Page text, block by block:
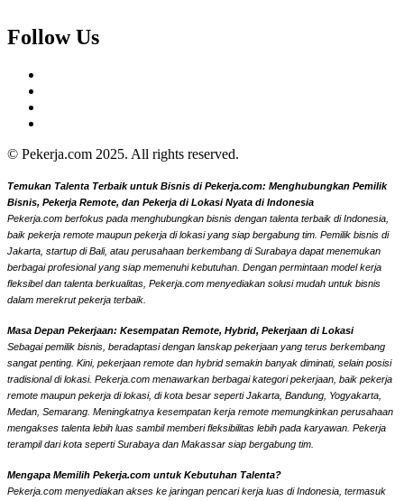
Follow Us
© Pekerja.com 2025. All rights reserved.
Temukan Talenta Terbaik untuk Bisnis di Pekerja.com: Menghubungkan Pemilik
Bisnis, Pekerja Remote, dan Pekerja di Lokasi Nyata di Indonesia
Pekerja.com berfokus pada menghubungkan bisnis dengan talenta terbaik di Indonesia,
baik pekerja remote maupun pekerja di lokasi yang siap bergabung tim. Pemilik bisnis di
Jakarta, startup di Bali, atau perusahaan berkembang di Surabaya dapat menemukan
berbagai profesional yang siap memenuhi kebutuhan. Dengan permintaan model kerja
fleksibel dan talenta berkualitas, Pekerja.com menyediakan solusi mudah untuk bisnis
dalam merekrut pekerja terbaik.
Masa Depan Pekerjaan: Kesempatan Remote, Hybrid, Pekerjaan di Lokasi
Sebagai pemilik bisnis, beradaptasi dengan lanskap pekerjaan yang terus berkembang
sangat penting. Kini, pekerjaan remote dan hybrid semakin banyak diminati, selain posisi
tradisional di lokasi. Pekerja.com menawarkan berbagai kategori pekerjaan, baik pekerja
remote maupun pekerja di lokasi, di kota besar seperti Jakarta, Bandung, Yogyakarta,
Medan, Semarang. Meningkatnya kesempatan kerja remote memungkinkan perusahaan
mengakses talenta lebih luas sambil memberi fleksibilitas lebih pada karyawan. Pekerja
terampil dari kota seperti Surabaya dan Makassar siap bergabung tim.
Mengapa Memilih Pekerja.com untuk Kebutuhan Talenta?
Pekerja.com menyediakan akses ke jaringan pencari kerja luas di Indonesia, termasuk